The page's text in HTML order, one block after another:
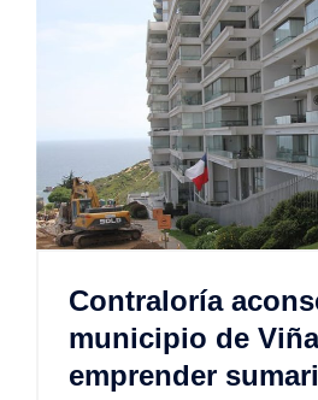
Contraloría
municipio de
emprender